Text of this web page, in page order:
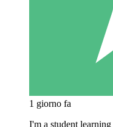
1 giorno fa
I'm a student